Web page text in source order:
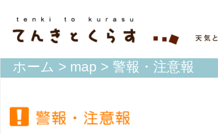
ホーム > map > 警報・注意報